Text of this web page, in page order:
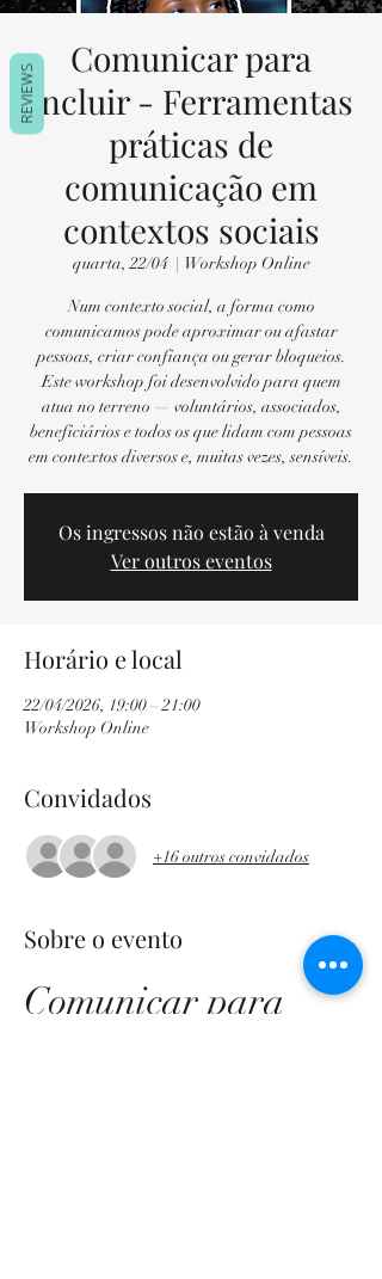
Comunicar para
Incluir - Ferramentas
práticas de
comunicação em
contextos sociais
quarta, 22/04
  |
Workshop Online
Num contexto social, a forma como
comunicamos pode aproximar ou afastar
pessoas, criar confiança ou gerar bloqueios.
Este workshop foi desenvolvido para quem
atua no terreno — voluntários, associados,
beneficiários e todos os que lidam com pessoas
Os ingressos não estão à venda
Ver outros eventos
Horário e local
22/04/2026, 19:00 – 21:00
Workshop Online
Convidados
+16 outros convidados
Sobre o evento
Comunicar para
REVIEWS